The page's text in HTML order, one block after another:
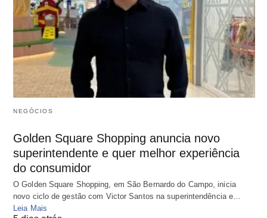
NEGÓCIOS
Golden Square Shopping anuncia novo
superintendente e quer melhor experiência
do consumidor
O Golden Square Shopping, em São Bernardo do Campo, inicia
novo ciclo de gestão com Victor Santos na superintendência e…
Leia Mais